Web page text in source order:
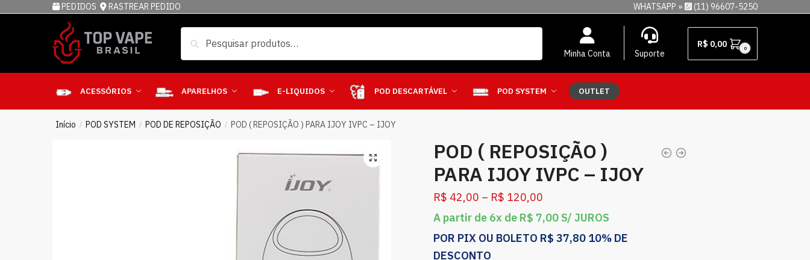
PEDIDOS RASTREAR PEDIDO WHATSAPP » (11) 96607-5250
Minha Conta Suporte
R$ 0,00 0
ACESSÓRIOS APARELHOS E-LIQUIDOS POD DESCARTÁVEL POD SYSTEM OUTLET
Início / POD SYSTEM / POD DE REPOSIÇÃO / POD ( REPOSIÇÃO ) PARA IJOY IVPC – IJOY
POD ( REPOSIÇÃO )
PARA IJOY IVPC – IJOY
R$ 42,00 – R$ 120,00
A partir de 6x de R$ 7,00 S/ JUROS
POR PIX OU BOLETO R$ 37,80 10% DE
DESCONTO